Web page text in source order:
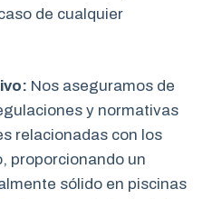
de cualquier
Nos aseguramos de
y normativas
relacionadas con los
proporcionando un
sólido en piscinas